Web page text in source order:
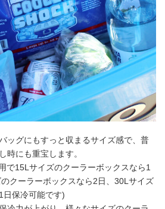
ッグにもすっと収まるサイズ感で、普
時にも重宝します。
で15Lサイズのクーラーボックスなら1
クーラーボックスなら2日、30Lサイズ
日保冷可能です)